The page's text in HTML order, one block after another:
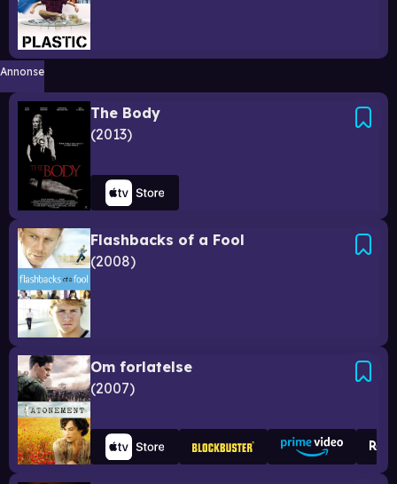
Annonse
The Body
2013
Flashbacks of a Fool
2008
Om forlatelse
2007